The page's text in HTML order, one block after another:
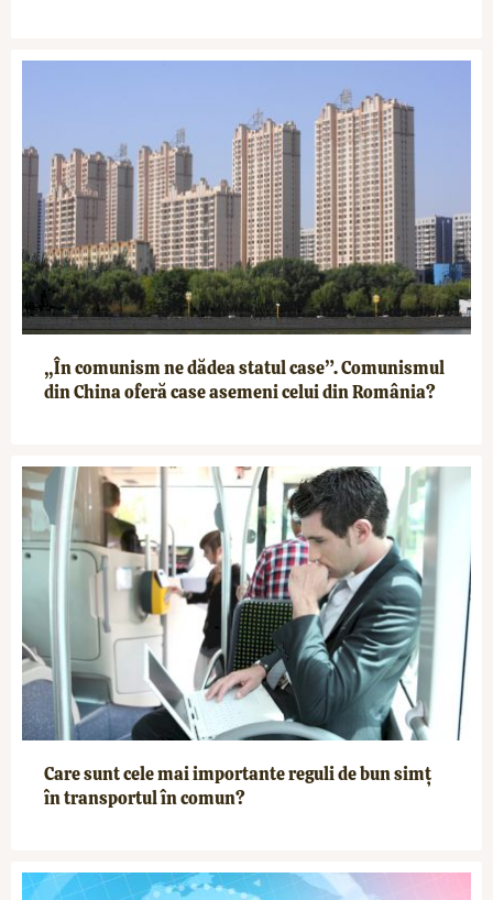
„În comunism ne dădea statul case”. Comunismul
din China oferă case asemeni celui din România?
Care sunt cele mai importante reguli de bun simț
în transportul în comun?